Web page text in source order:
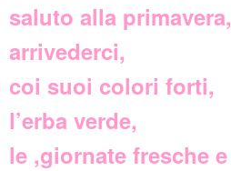
saluto alla primavera,
arrivederci,
coi suoi colori forti,
l’erba verde,
le ,giornate fresche e